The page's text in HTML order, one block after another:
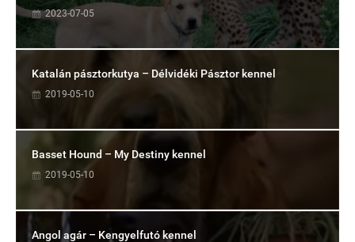
2023-07-05
Katalán pásztorkutya – Délvidéki Pásztor kennel
2019-05-10
Basset Hound – My Destiny kennel
2019-05-10
Angol agár – Kengyelfutó kennel